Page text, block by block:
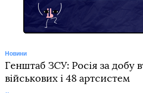
Новини
Генштаб ЗСУ: Росія за добу
військових і 48 артсистем